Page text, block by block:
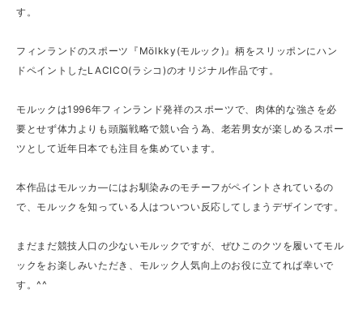
す。
フィンランドのスポーツ『Mölkky(モルック)』柄をスリッポンにハン
ドペイントしたLACICO(ラシコ)のオリジナル作品です。
モルックは1996年フィンランド発祥のスポーツで、肉体的な強さを必
要とせず体力よりも頭脳戦略で競い合う為、老若男女が楽しめるスポー
ツとして近年日本でも注目を集めています。
本作品はモルッカ―にはお馴染みのモチーフがペイントされているの
で、モルックを知っている人はついつい反応してしまうデザインです。
まだまだ競技人口の少ないモルックですが、ぜひこのクツを履いてモル
ックをお楽しみいただき、モルック人気向上のお役に立てれば幸いで
す。^^